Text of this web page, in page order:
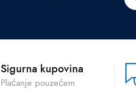
Sigurna kupovina
Plaćanje pouzećem